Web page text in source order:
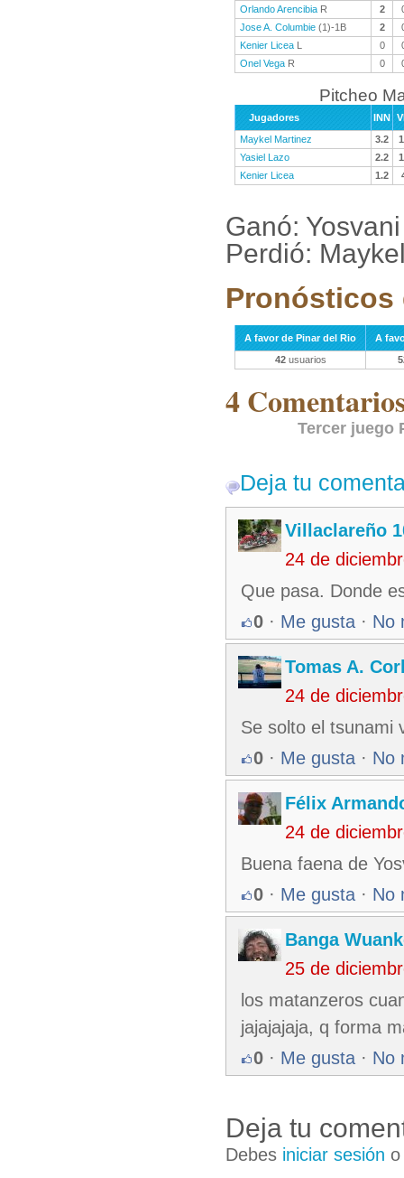
Orlando Arencibia R 2
Jose A. Columbie (1)-1B 2
Kenier Licea L 0
Onel Vega R 0
Pitcheo
Jugadores INN
Maykel Martinez
3.2
Yasiel Lazo
2.2
Kenier Licea
1.2
Ganó:
Perdió:
Pronósticos
A favor de Pinar del Rio
A
42usuarios
4
Tercer juego
Deja tu
Villaclareño
24 de
Que pasa. Donde
0 · Me gusta · No
Tomas A.
24 de
Se solto el tsunami
0 · Me gusta · No
Félix
24 de
Buena faena de
0 · Me gusta · No
Banga
25 de
los matanzeros
jajajajaja, q forma
0 · Me gusta · No
Deja tu
Debes iniciar sesión